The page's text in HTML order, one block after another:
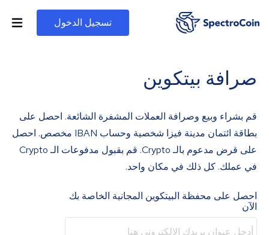
تسجيل الدخول
صرافة بيتكوين
قم بشراء وبيع وصرافة العملات المشفرة الشائعة. احصل على
بطاقة ائتمان مدينة فيزا شخصية وحساب IBAN مخصص. احصل
على قرض مدعوم بالـ Crypto. قم بقبول مدفوعات الـ Crypto
في عملك. كل ذلك في مكان واحد.
احصل على محفظة البيتكوين المجانية الخاصة بك
الآن